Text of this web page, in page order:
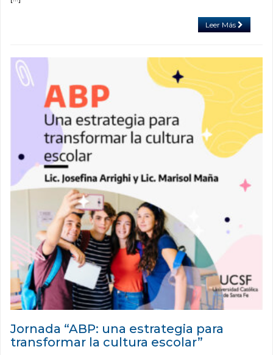
Leer Más
Jornada “ABP: una estrategia para
transformar la cultura escolar”